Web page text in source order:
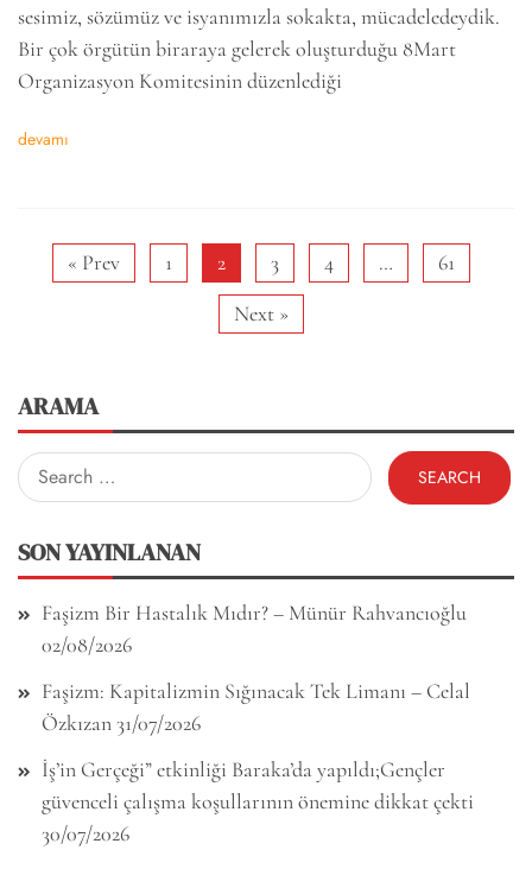
sesimiz, sözümüz ve isyanımızla sokakta, mücadeledeydik.
Bir çok örgütün biraraya gelerek oluşturduğu 8Mart
Organizasyon Komitesinin düzenlediği
devamı
« Prev 1 2 3 4 …
61
Next »
ARAMA
Search
for:
SON YAYINLANAN
Faşizm Bir Hastalık Mıdır? – Münür Rahvancıoğlu
02/08/2026
Faşizm: Kapitalizmin Sığınacak Tek Limanı – Celal
Özkızan31/07/2026
İş’in Gerçeği” etkinliği Baraka’da yapıldı;Gençler
güvenceli çalışma koşullarının önemine dikkat çekti
30/07/2026